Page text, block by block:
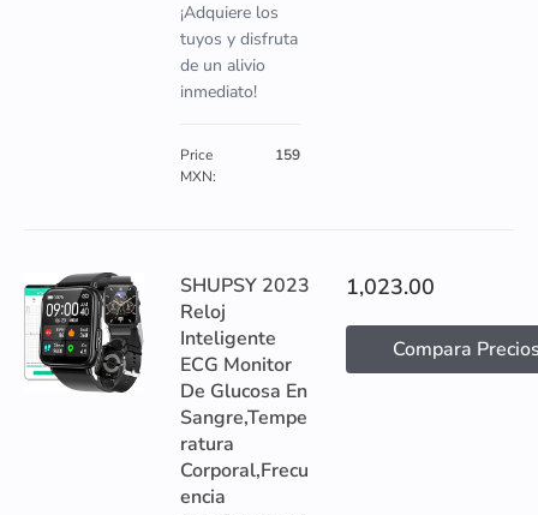
¡Adquiere los
tuyos y disfruta
de un alivio
inmediato!
Price
MXN:
159
SHUPSY 2023
Reloj
Inteligente
ECG Monitor
De Glucosa En
Sangre,Tempe
ratura
Corporal,Frecu
encia
1,023.00
Compara